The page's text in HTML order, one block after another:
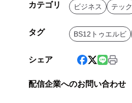
カテゴリ ビジネス テック
タグ BS12トゥエルビ
シェア
配信企業へのお問い合わせ